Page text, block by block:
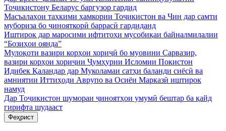
Тоҷикистону Беларус баргузор гардид
Масъалаҳои таҳкими ҳамкории Тоҷикистон ва Чин дар самти
мубориза бо ҷинояткорӣ баррасӣ гардиданд
Иштирок дар маросими ифтитоҳи мусобиқаи байналмилалии
“Бозиҳои оянда”
Мулоқоти вазири корҳои хориҷӣ бо муовини Сарвазир,
вазири корҳои хориҷии Ҷумҳурии Исломии Покистон
Идибек Қаландар дар Муколамаи сатҳи баланди сиёсӣ ва
амниятии Иттиҳоди Аврупо ва Осиёи Марказӣ иштирок
намуд
Дар Тоҷикистон шумораи ҷиноятҳои умумӣ бештар ба қайд
гирифта шудааст
Феҳрист